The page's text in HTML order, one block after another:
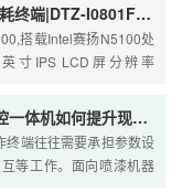
三防工业平板-赛扬N5100低功耗终端|DTZ-I0801F-N5100
搭载Intel赛扬N5100处
寸IPS LCD屏分辨率
喷漆、焊接、搬运机器人中触控一体机如何提升现场操作效率？
端往往需要承担参数设
等工作。面向喷漆机器